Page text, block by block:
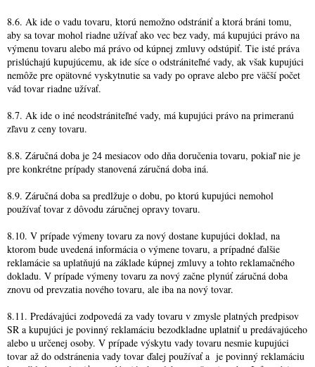
8.6. Ak ide o vadu tovaru, ktorú nemožno odstrániť a ktorá bráni tomu,
aby sa tovar mohol riadne užívať ako vec bez vady, má kupujúci právo na
výmenu tovaru alebo má právo od kúpnej zmluvy odstúpiť. Tie isté práva
prislúchajú kupujúcemu, ak ide síce o odstrániteľné vady, ak však kupujúci
nemôže pre opätovné vyskytnutie sa vady po oprave alebo pre väčší počet
vád tovar riadne užívať.
8.7. Ak ide o iné neodstrániteľné vady, má kupujúci právo na primeranú
zľavu z ceny tovaru.
8.8. Záručná doba je 24 mesiacov odo dňa doručenia tovaru, pokiaľ nie je
pre konkrétne prípady stanovená záručná doba iná.
8.9. Záručná doba sa predlžuje o dobu, po ktorú kupujúci nemohol
používať tovar z dôvodu záručnej opravy tovaru.
8.10. V prípade výmeny tovaru za nový dostane kupujúci doklad, na
ktorom bude uvedená informácia o výmene tovaru, a prípadné ďalšie
reklamácie sa uplatňujú na základe kúpnej zmluvy a tohto reklamačného
dokladu. V prípade výmeny tovaru za nový začne plynúť záručná doba
znovu od prevzatia nového tovaru, ale iba na nový tovar.
8.11. Predávajúci zodpovedá za vady tovaru v zmysle platných predpisov
SR a kupujúci je povinný reklamáciu bezodkladne uplatniť u predávajúceho
alebo u určenej osoby. V prípade výskytu vady tovaru nesmie kupujúci
tovar až do odstránenia vady tovar ďalej používať a je povinný reklamáciu